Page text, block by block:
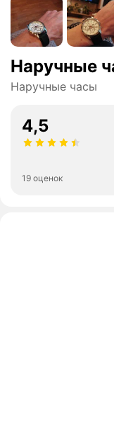
Наручные
Наручные часы
4,5
19 оценок